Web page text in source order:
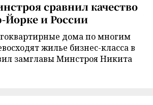
сравнил качество
и России
дома по многим
жилье бизнес-класса в
замглавы Минстроя Никита